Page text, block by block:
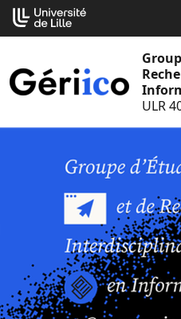
Aller
au
ULR
Cookies management panel